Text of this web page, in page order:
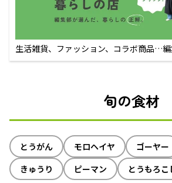
生活雑貨、ファッション、コラボ商品…
えるECサイト
旬の食材
とうがん モロヘイヤ ゴーヤー
きゅうり
ピーマン とうもろこ